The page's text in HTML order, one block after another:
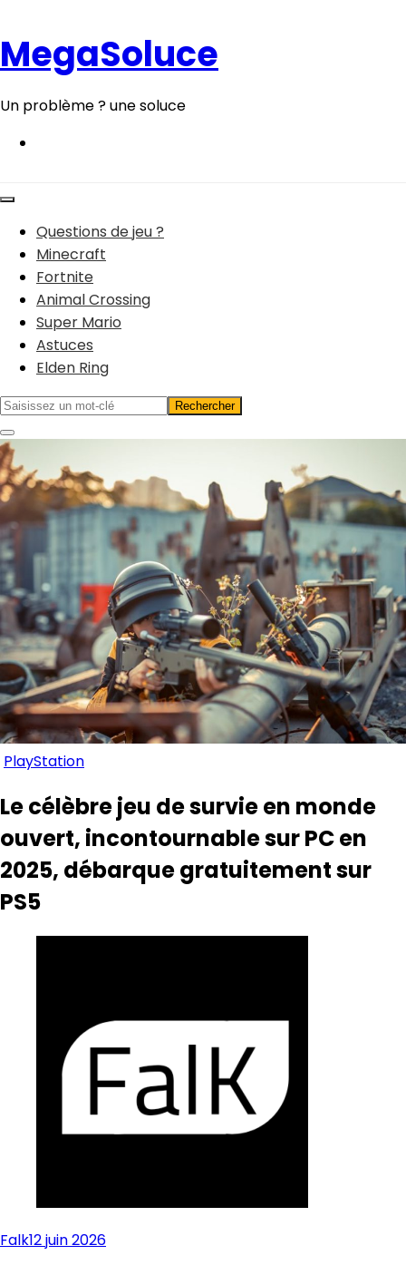
contenu
MegaSoluce
Un problème ? une soluce
Questions de jeu ?
Minecraft
Fortnite
Animal Crossing
Super Mario
Astuces
Elden Ring
PlayStation
Le célèbre jeu de survie en monde
ouvert, incontournable sur PC en
2025, débarque gratuitement sur
PS5
Falk12 juin 2026